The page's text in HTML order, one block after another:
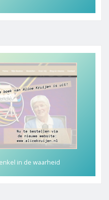
in de waarheid